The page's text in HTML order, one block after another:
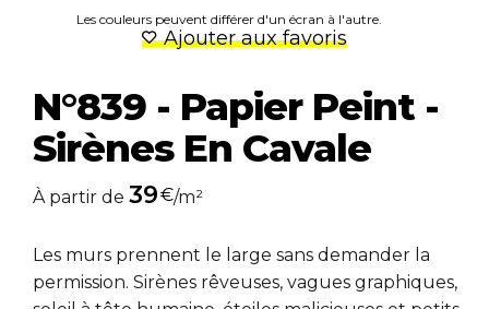
Les couleurs peuvent différer d'un écran à l'autre.
Ajouter aux favoris
N°839 - Papier Peint -
Sirènes En Cavale
À partir de 39€/m²
Les murs prennent le large sans demander la
permission. Sirènes rêveuses, vagues graphiques,